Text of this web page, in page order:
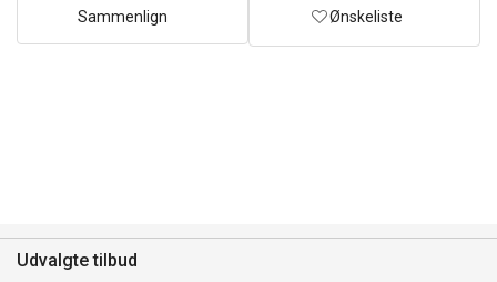
Sammenlign Ønskeliste
Udvalgte tilbud